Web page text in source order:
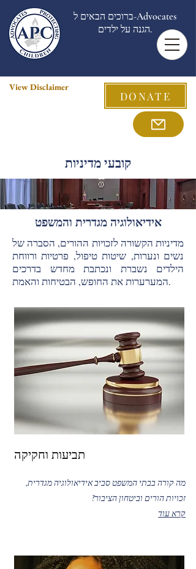
ברוכים הבאים ל-Advocates
הגנה על ילדים.
View Disclaimer
DONATE
קובעי מדיניות
אידיאולוגיה מגדרית והמשפט
מדיניות הקשורה לזכויות ההורים, הסברה של
נשים ונערות, שיטות טיפול, פרטיות ורווחת
הילדים נשברת ונכתבת מחדש בדרכים
המערערות את החופש, הבטיחות והאמת.
תביעות וחקיקה
מה קורה בבתי המשפט סביב אידיאולוגיה מגדרית,
זכויות הורים וביטחון הציבור?
קרא עוד